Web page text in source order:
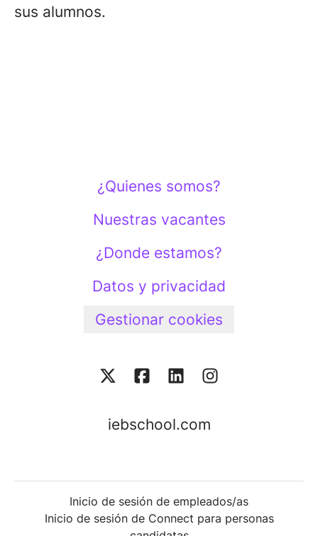
sus alumnos.
¿Quienes somos?
Nuestras vacantes
¿Donde estamos?
Datos y privacidad
Gestionar cookies
iebschool.com
Inicio de sesión de empleados/as
Inicio de sesión de Connect para personas